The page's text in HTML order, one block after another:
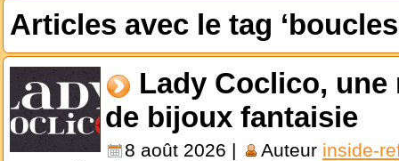
Articles avec le tag ‘boucles
Lady Coclico,
de bijoux fantaisie
8 août 2026 | Auteur inside-